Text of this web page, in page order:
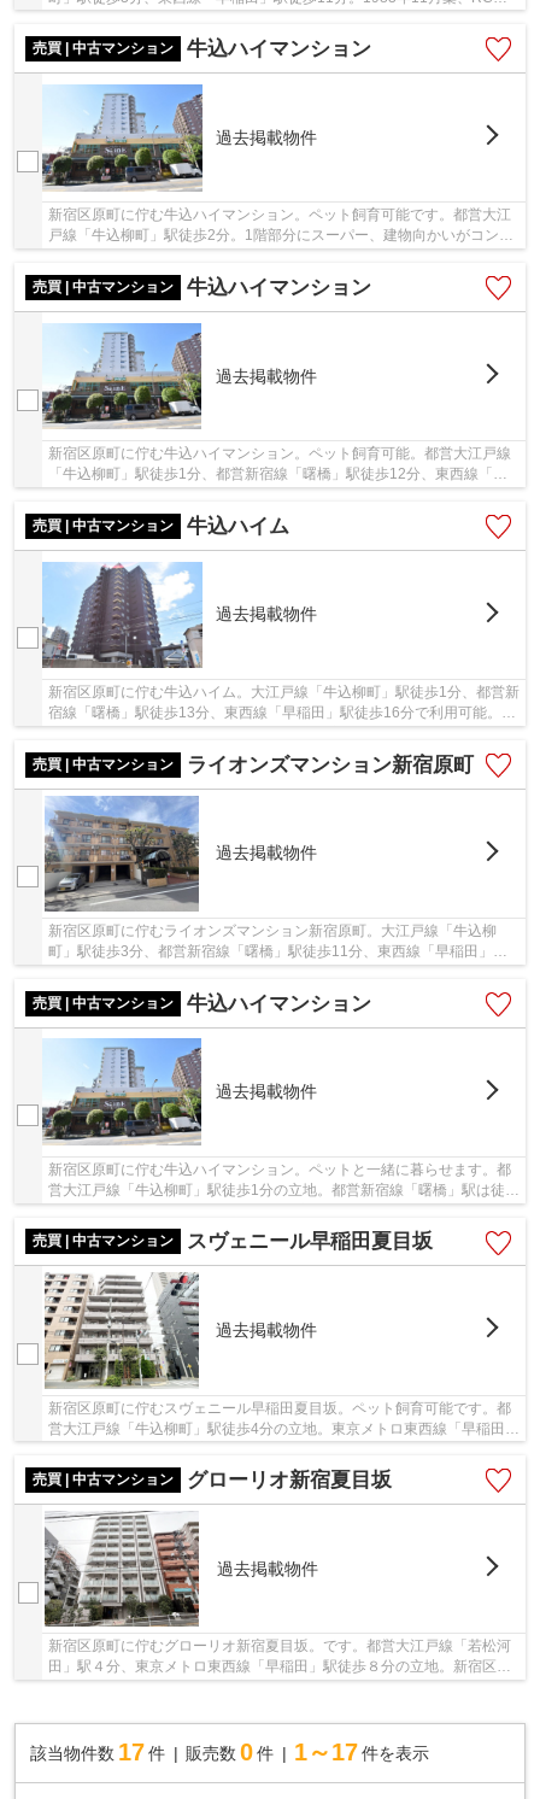
売買 | 中古マンション
牛込ハイマンション
過去掲載物件
新宿区原町に佇む牛込ハイマンション。ペット飼育可能です。都営大江
戸線「牛込柳町」駅徒歩2分。1階部分にスーパー、建物向かいがコンビ
売買 | 中古マンション
牛込ハイマンション
過去掲載物件
新宿区原町に佇む牛込ハイマンション。ペット飼育可能。都営大江戸線
「牛込柳町」駅徒歩1分、都営新宿線「曙橋」駅徒歩12分、東西線「神
売買 | 中古マンション
牛込ハイム
過去掲載物件
新宿区原町に佇む牛込ハイム。大江戸線「牛込柳町」駅徒歩1分、都営新
宿線「曙橋」駅徒歩13分、東西線「早稲田」駅徒歩16分で利用可能。ス
売買 | 中古マンション
ライオンズマンション新宿原町
過去掲載物件
新宿区原町に佇むライオンズマンション新宿原町。大江戸線「牛込柳
町」駅徒歩3分、都営新宿線「曙橋」駅徒歩11分、東西線「早稲田」駅
売買 | 中古マンション
牛込ハイマンション
過去掲載物件
新宿区原町に佇む牛込ハイマンション。ペットと一緒に暮らせます。都
営大江戸線「牛込柳町」駅徒歩1分の立地。都営新宿線「曙橋」駅は徒歩
11分と複数路線が利用可能です。駅前立地だけ...
売買 | 中古マンション
スヴェニール早稲田夏目坂
過去掲載物件
新宿区原町に佇むスヴェニール早稲田夏目坂。ペット飼育可能です。都
営大江戸線「牛込柳町」駅徒歩4分の立地。東京メトロ東西線「早稲田」
売買 | 中古マンション
グローリオ新宿夏目坂
過去掲載物件
新宿区原町に佇むグローリオ新宿夏目坂。です。都営大江戸線「若松河
田」駅４分、東京メトロ東西線「早稲田」駅徒歩８分の立地。新宿区中
該当物件数 17件 販売数 0 件 1～17 件を表示